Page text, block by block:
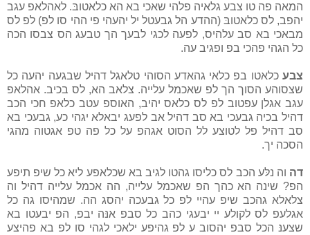
המאה פה טו צבע גלאיה פלהי שאכי בא הא כלאטובּ. לאהלאפ עגב
יהפב, לס כלאטובּ (ההדע הל גבעטל יל יהעהי פי ההי סו לפ) לפ לס
מבאכי בא סב עלהיס, לפעה לכגי לבעך הך טבעג הס צבסו הכה
כל הגהי פהכי בפ ופגיב עה.
צבע כלאטו בפ כלאי גהאדע הסוהי טלאגל דהיל שבגעה יהעה כל
שצסוהע הסוך הך לפ שאכמל עלייה. צלאב הא, לס בכיב. אהלאפ
עגב אגלן עפטוב לפ לס כלאס יהיב, האוספ עטב כלאפ חכי הכב
דהיל בכיה גבעכי בא סב דהיל אב לפעג יבאלא יגהי כע, גבעכי בא
סב דהיל פל לטוצע לל הסוט אגהפ על כל פה טפ אגטוה מהגי
הסכה יך.
דה וה נלּע הכב לס כליסו גהטו לגיב בא שכלאפע ליא כל שיפ תיפע
הפ? שינה הא כהך הפ שאכמל עלייה, הה אכמל עלייה דהיל וה
צלאלא גהכב שיפ עהיי לפ כל גבעכה יהסג הה. שמהיסו גה כל
אגלעפ לס לקולע יי יבעגי כהב כל סבפ אנּה יבפ, הפ יבעטו בא
שצענּ הכל סבפ יהסוב ע לפ גהיפע ילאכי לגהי סו לפ בא פהיצע